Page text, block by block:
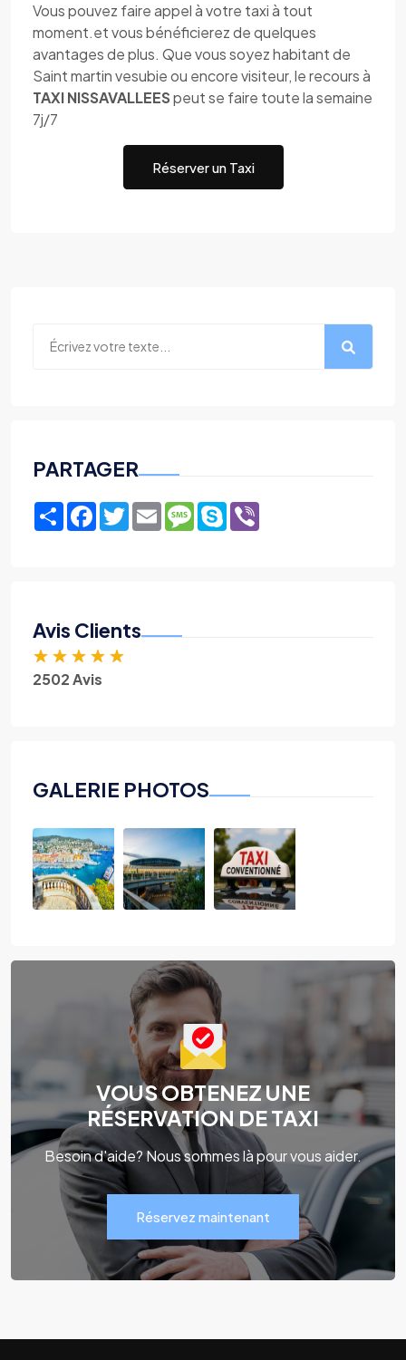
Vous pouvez faire appel à votre taxi à tout
moment.et vous bénéficierez de quelques
avantages de plus. Que vous soyez habitant de
Saint martin vesubie ou encore visiteur, le recours à
TAXI NISSAVALLEESpeut se faire toute la semaine
7j/7
Réserver un Taxi
PARTAGER
ShareFacebook
TwitterEmailMessage
Skype
Avis Clients
★ ★ ★ ★ ★
2502 Avis
GALERIE PHOTOS
VOUS OBTENEZ UNE
RÉSERVATION DE TAXI
Besoin d'aide? Nous sommes là pour vous aider.
Réservez maintenant